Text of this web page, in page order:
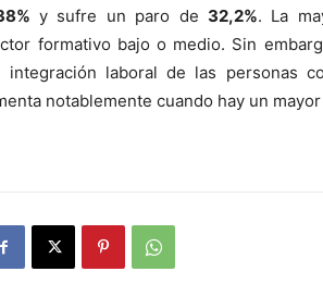
y sufre un paro de 32,2%. La
formativo bajo o medio. Sin
integración laboral de las personas
notablemente cuando hay un